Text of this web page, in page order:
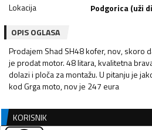
Lokacija
Podgorica (uži
OPIS OGLASA
Prodajem Shad SH48 kofer, nov, skoro
je prodat motor. 48 litara, kvalitetna
dolazi i ploča za montažu. U pitanju je
kod Grga moto, nov je 247 eura
KORISNIK